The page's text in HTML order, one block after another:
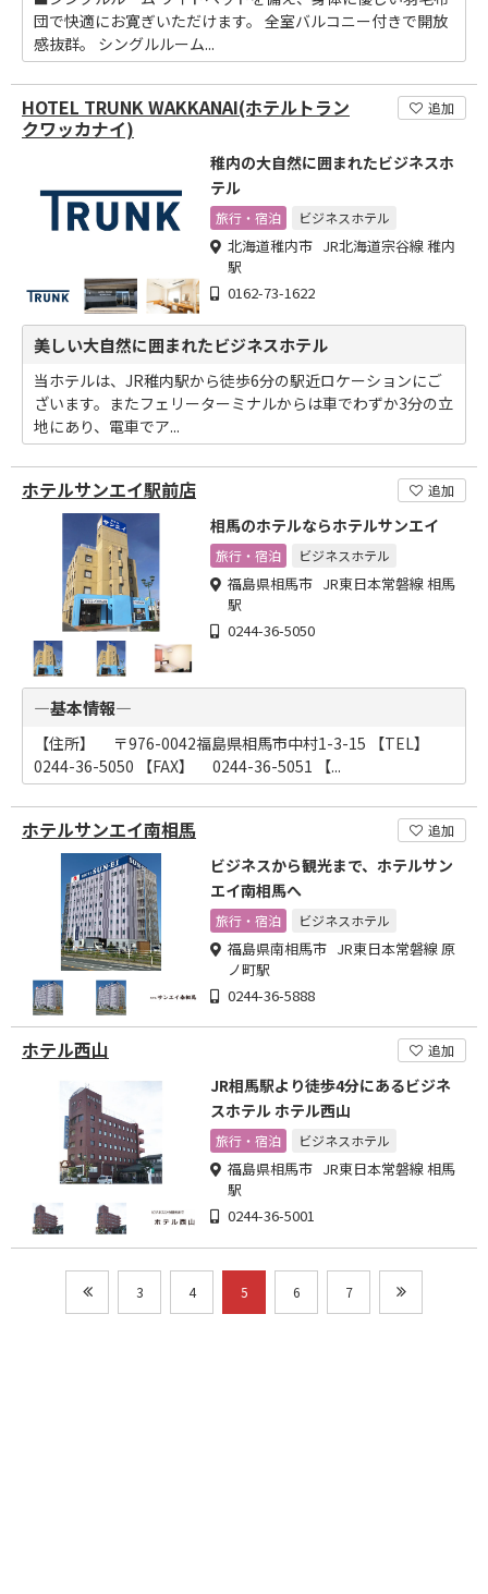
団で快適にお寛ぎいただけます。 全室バルコニー付きで開放
感抜群。 シングルルーム...
HOTEL TRUNK WAKKANAI(ホテルトラン
クワッカナイ)
追加
稚内の大自然に囲まれたビジネスホ
テル
旅行・宿泊 ビジネスホテル
北海道稚内市 JR北海道宗谷線 稚内
駅
0162-73-1622
美しい大自然に囲まれたビジネスホテル
当ホテルは、JR稚内駅から徒歩6分の駅近ロケーションにご
ざいます。またフェリーターミナルからは車でわずか3分の立
地にあり、電車でア...
ホテルサンエイ駅前店 追加
相馬のホテルならホテルサンエイ
旅行・宿泊 ビジネスホテル
福島県相馬市 JR東日本常磐線 相馬
駅
0244-36-5050
―基本情報―
【住所】 〒976-0042福島県相馬市中村1-3-15 【TEL】
0244-36-5050 【FAX】 0244-36-5051 【...
ホテルサンエイ南相馬 追加
ビジネスから観光まで、ホテルサン
エイ南相馬へ
旅行・宿泊 ビジネスホテル
福島県南相馬市 JR東日本常磐線 原
ノ町駅
0244-36-5888
ホテル西山 追加
JR相馬駅より徒歩4分にあるビジネ
スホテル ホテル西山
旅行・宿泊 ビジネスホテル
福島県相馬市 JR東日本常磐線 相馬
駅
0244-36-5001
3 4 5 6 7